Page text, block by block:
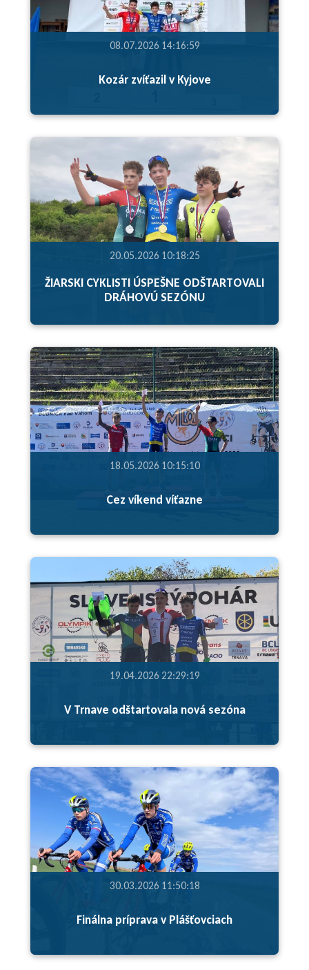
08.07.2026 14:16:59
Kozár zvíťazil v Kyjove
20.05.2026 10:18:25
ŽIARSKI CYKLISTI ÚSPEŠNE ODŠTARTOVALI
DRÁHOVÚ SEZÓNU
18.05.2026 10:15:10
Cez víkend víťazne
19.04.2026 22:29:19
V Trnave odštartovala nová sezóna
30.03.2026 11:50:18
Finálna príprava v Plášťovciach